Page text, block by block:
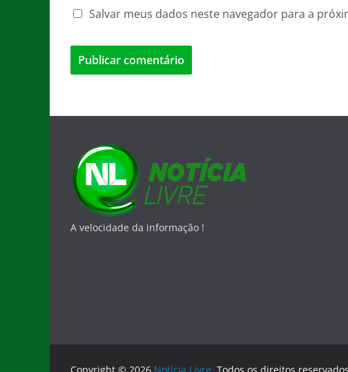
Salvar meus dados neste navegador para a
A velocidade da informação !
Copyright © 2026 Notícia Livre . Todos os direitos reservados.